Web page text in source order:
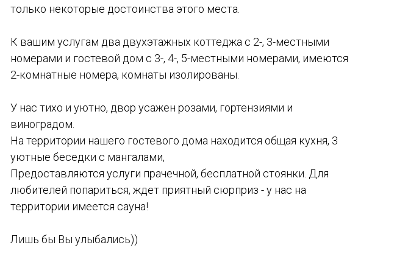
только некоторые достоинства этого места.
К вашим услугам два двухэтажных коттеджа с 2-, 3-местными
номерами и гостевой дом с 3-, 4-, 5-местными номерами, имеются
2-комнатные номера, комнаты изолированы.
У нас тихо и уютно, двор усажен розами, гортензиями и
виноградом.
На территории нашего гостевого дома находится общая кухня, 3
уютные беседки с мангалами,
Предоставляются услуги прачечной, бесплатной стоянки. Для
любителей попариться, ждет приятный сюрприз - у нас на
территории имеется сауна!
Лишь бы Вы улыбались))